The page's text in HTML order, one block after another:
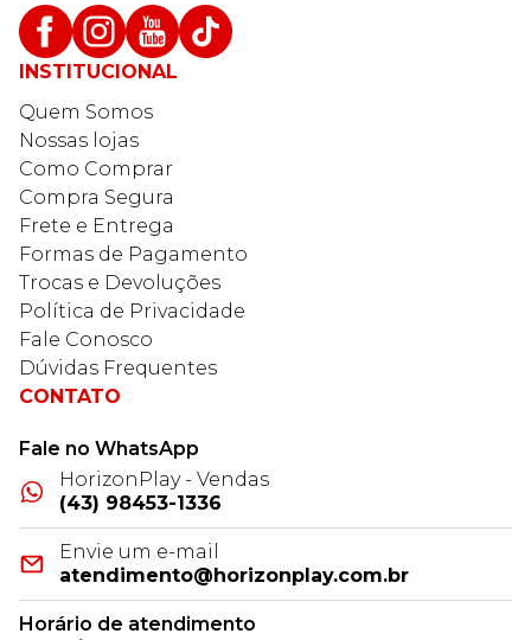
INSTITUCIONAL
Quem Somos
Nossas lojas
Como Comprar
Compra Segura
Frete e Entrega
Formas de Pagamento
Trocas e Devoluções
Política de Privacidade
Fale Conosco
Dúvidas Frequentes
CONTATO
Fale no WhatsApp
HorizonPlay - Vendas
(43) 98453-1336
Envie um e-mail
atendimento@horizonplay.com.br
Horário de atendimento